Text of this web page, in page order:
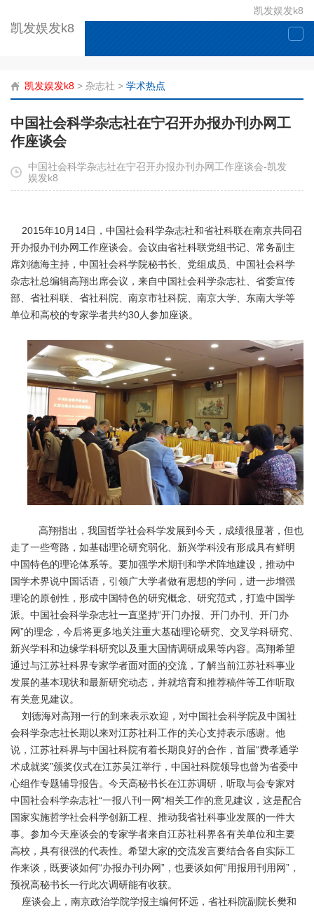
凯发娱发k8
凯发娱发k8
凯发娱发k8 > 杂志社 > 学术热点
中国社会科学杂志社在宁召开办报办刊办网工
作座谈会
中国社会科学杂志社在宁召开办报办刊办网工作座谈会-凯发
娱发k8
2015年10月14日，中国社会科学杂志社和省社科联在南京共同召
开办报办刊办网工作座谈会。会议由省社科联党组书记、常务副主
席刘德海主持，中国社会科学院秘书长、党组成员、中国社会科学
杂志社总编辑高翔出席会议，来自中国社会科学杂志社、省委宣传
部、省社科联、省社科院、南京市社科院、南京大学、东南大学等
单位和高校的专家学者共约30人参加座谈。
高翔指出，我国哲学社会科学发展到今天，成绩很显著，但也
走了一些弯路，如基础理论研究弱化、新兴学科没有形成具有鲜明
中国特色的理论体系等。要加强学术期刊和学术阵地建设，推动中
国学术界说中国话语，引领广大学者做有思想的学问，进一步增强
理论的原创性，形成中国特色的研究概念、研究范式，打造中国学
派。中国社会科学杂志社一直坚持“开门办报、开门办刊、开门办
网”的理念，今后将更多地关注重大基础理论研究、交叉学科研究、
新兴学科和边缘学科研究以及重大国情调研成果等内容。高翔希望
通过与江苏社科界专家学者面对面的交流，了解当前江苏社科事业
发展的基本现状和最新研究动态，并就培育和推荐稿件等工作听取
有关意见建议。
刘德海对高翔一行的到来表示欢迎，对中国社会科学院及中国社
会科学杂志社长期以来对江苏社科工作的关心支持表示感谢。他
说，江苏社科界与中国社科院有着长期良好的合作，首届“费孝通学
术成就奖”颁奖仪式在江苏吴江举行，中国社科院领导也曾为省委中
心组作专题辅导报告。今天高秘书长在江苏调研，听取与会专家对
中国社会科学杂志社“一报八刊一网”相关工作的意见建议，这是配合
国家实施哲学社会科学创新工程、推动我省社科事业发展的一件大
事。参加今天座谈会的专家学者来自江苏社科界各有关单位和主要
高校，具有很强的代表性。希望大家的交流发言要结合各自实际工
作来谈，既要谈如何“办报办刊办网”，也要谈如何“用报用刊用网”，
预祝高秘书长一行此次调研能有收获。
座谈会上，南京政治学院学报主编何怀远，省社科院副院长樊和